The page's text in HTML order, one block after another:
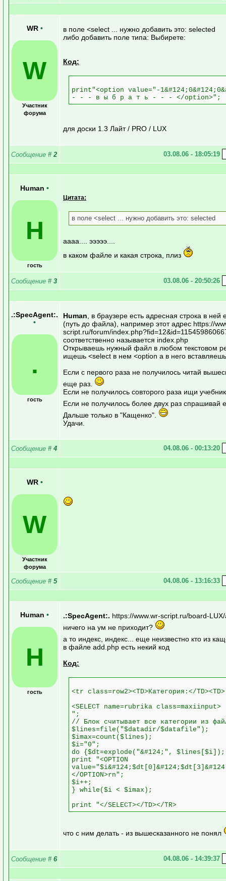
WR •
W
Участник
форума
в поле <select ... нужно добавить это: selected
либо добавить поле типа: Выбирете:
Код:
print"<option value="-
- - - в ы б р а т ь - - - </option>";
для доски 1.3 Лайт / PRO / LUX
Сообщение # 2 03.08.06 - 18:05:19
Human •
H
гость
Цитата:
в поле <select ... нужно добавить это: selected
аааа.... эээээ....
в каком файле и какая строка, плиз
Сообщение # 3 03.08.06 - 20:50:26
.:SpecAgent:.
•
.
гость
Human , в браузере есть адресная строка в ней
(путь до файла), например этот адрес https://
script.ru/forum/
соответственно называется index.php
Открываешь нужный файл в любом текстовом
ищешь <select в нем <option а в него
Если с первого раза не получилось читай
еще раз.
Если не получилось совторого раза ищи
Если не получилось более двух раз спрашивай
Дальше только в "Кащенко".
Удачи.
Сообщение # 4 04.08.06 - 00:13:20
WR •
W
Участник
форума
Сообщение # 5 04.08.06 - 13:16:33
Human •
H
гость
.:SpecAgent:. https://www.wr-script.ru/board-
ничего на ум не приходит?
а то индекс, индекс... еще неизвестно кто из
в файле add.php есть некий код
Код:
<tr class=row2><TD>Категория:</TD><TD>
<SELECT name=rubrika class=maxiinput>
";
// Блок считывает все категории из
$lines=file("$datadir/$datafile");
$imax=count($lines);
$i="0";
do {$dt=explode("&#124;", $lines[$i]);
print "<OPTION
</OPTION>rn";
$i++;
} while($i < $imax);
print "</SELECT></TD></TR>
что с ним делать - из вышесказанного не понял
Сообщение # 6 04.08.06 - 14:39:37